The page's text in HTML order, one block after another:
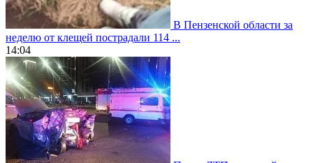
В Пензенской области за
неделю от клещей пострадали 114 ...
14:04